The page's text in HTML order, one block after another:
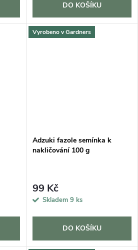
DO KOŠÍKU
Vyrobeno v Gardners
Adzuki fazole semínka k
nakličování 100 g
99 Kč
Skladem 9 ks
DO KOŠÍKU